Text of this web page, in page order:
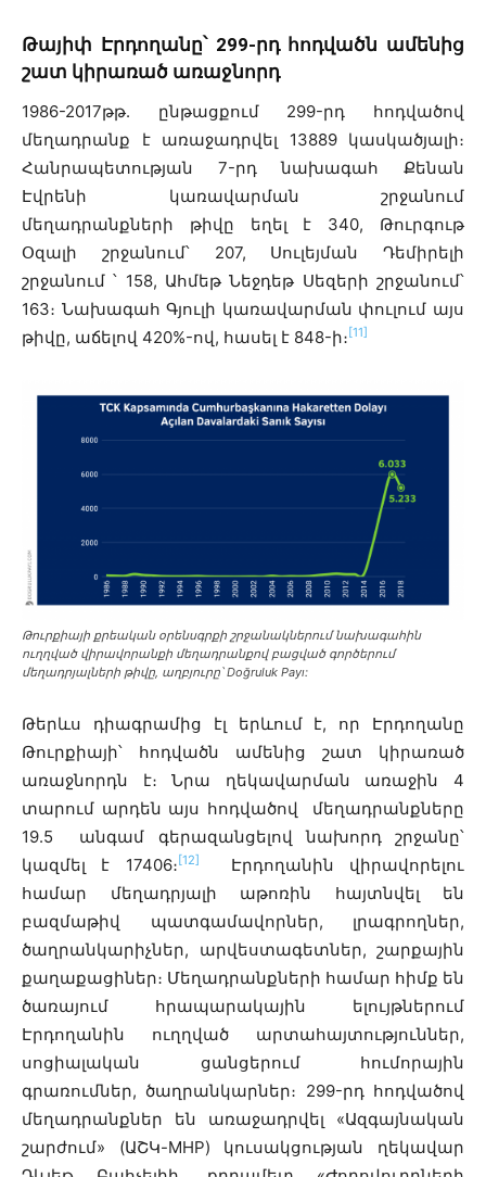
Թայիփ Էրդողանը՝ 299-րդ հոդվածն ամենից
շատ կիրառած առաջնորդ
1986-2017թթ. ընթացքում 299-րդ հոդվածով
մեղադրանք է առաջադրվել 13889 կասկածյալի։
Հանրապետության 7-րդ նախագահ Քենան
Էվրենի կառավարման շրջանում
մեղադրանքների թիվը եղել է 340, Թուրգութ
Օզալի շրջանում՝ 207, Սուլեյման Դեմիրելի
շրջանում ՝ 158, Ահմեթ Նեջդեթ Սեզերի շրջանում՝
163։ Նախագահ Գյուլի կառավարման փուլում այս
թիվը, աճելով 420%-ով, հասել է 848-ի։ [11]
Թուրքիայի քրեական օրենսգրքի շրջանակներում նախագահին
ուղղված վիրավորանքի մեղադրանքով բացված գործերում
մեղադրյալների թիվը, աղբյուրը՝ Doğruluk Payı:
Թերևս դիագրամից էլ երևում է, որ Էրդողանը
Թուրքիայի՝ հոդվածն ամենից շատ կիրառած
առաջնորդն է։ Նրա ղեկավարման առաջին 4
տարում արդեն այս հոդվածով մեղադրանքները
19.5 անգամ գերազանցելով նախորդ շրջանը՝
կազմել է 17406։ [12]
Էրդողանին վիրավորելու
համար մեղադրյալի աթոռին հայտնվել են
բազմաթիվ պատգամավորներ, լրագրողներ,
ծաղրանկարիչներ, արվեստագետներ, շարքային
քաղաքացիներ։ Մեղադրանքների համար հիմք են
ծառայում հրապարակային ելույթներում
Էրդողանին ուղղված արտահայտություններ,
սոցիալական ցանցերում հումորային
գրառումներ, ծաղրանկարներ։ 299-րդ հոդվածով
մեղադրանքներ են առաջադրվել «Ազգայնական
շարժում» (ԱՇԿ-MHP) կուսակցության ղեկավար